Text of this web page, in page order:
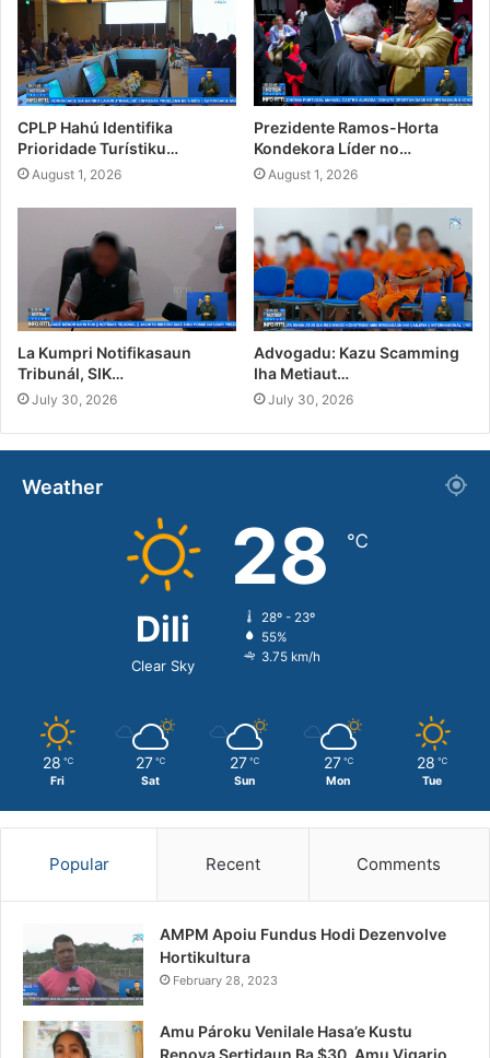
CPLP Hahú Identifika
Prioridade Turístiku…
August 1, 2026
Prezidente Ramos-Horta
Kondekora Líder no…
August 1, 2026
La Kumpri Notifikasaun
Tribunál, SIK…
July 30, 2026
Advogadu: Kazu Scamming
Iha Metiaut…
July 30, 2026
Weather
Dili
Clear Sky
28 ℃
28º - 23º
55%
3.75 km/h
28 ℃
Fri
27 ℃
Sat
27 ℃
Sun
27 ℃
Mon
28 ℃
Tue
Popular Recent Comments
AMPM Apoiu Fundus Hodi Dezenvolve
Hortikultura
February 28, 2023
Amu Pároku Venilale Hasa’e Kustu
Renova Sertidaun Ba $30, Amu Vigario